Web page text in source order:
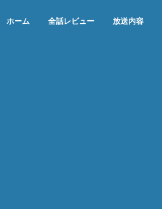
ホーム 全話レビュー 放送内容